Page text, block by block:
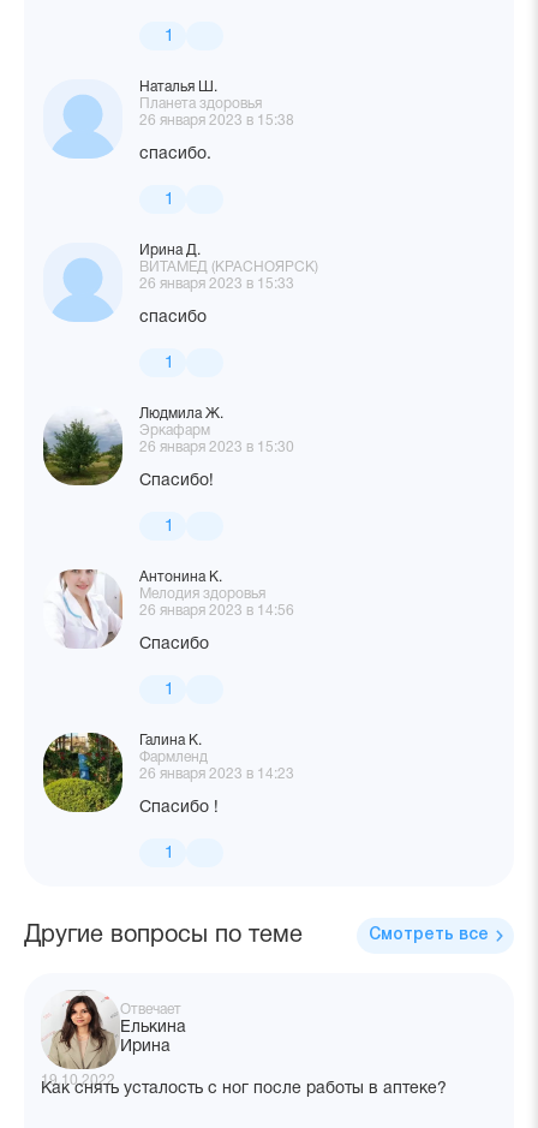
1
Наталья Ш.
Планета здоровья
26 января 2023 в 15:38
спасибо.
1
Ирина Д.
ВИТАМЕД (КРАСНОЯРСК)
26 января 2023 в 15:33
спасибо
1
Людмила Ж.
Эркафарм
26 января 2023 в 15:30
Спасибо!
1
Антонина К.
Мелодия здоровья
26 января 2023 в 14:56
Спасибо
1
Галина К.
Фармленд
26 января 2023 в 14:23
Спасибо !
1
Другие вопросы по теме Смотреть все
Отвечает
Елькина
Ирина
19.10.2022
Как снять усталость с ног после работы в аптеке?